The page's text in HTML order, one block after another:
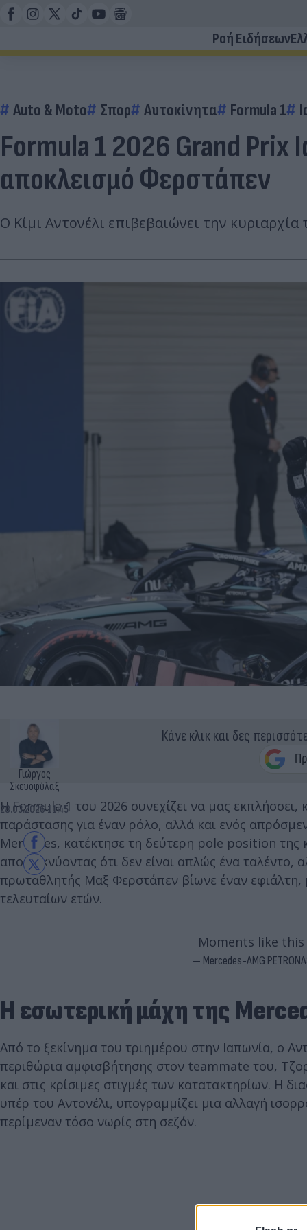
Ροή Ειδήσεων
Auto & Moto Σπορ Αυτοκίνητα Formula 1
Formula 1 2026 Grand Prix
αποκλεισμό Φερστάπεν
Ο Κίμι Αντονέλι επιβεβαιώνει την
Γιώργος
Σκευοφύλαξ
28.03.2026 11:45
Κάνε κλικ και δες
Η Formula 1 του 2026 συνεχίζει να μας εκπλήσσει,
παράστασης για έναν ρόλο, αλλά και ενός
Mercedes, κατέκτησε τη δεύτερη pole position της
αποδεικνύοντας ότι δεν είναι απλώς ένα
πρωταθλητής Μαξ Φερστάπεν βίωνε έναν εφιάλτη,
τελευταίων ετών.
Moments like this
— Mercedes-AMG
Η εσωτερική μάχη της
Από το ξεκίνημα του τριημέρου στην Ιαπωνία, ο
περιθώρια αμφισβήτησης στον teammate του,
και στις κρίσιμες στιγμές των κατατακτηρίων. Η
υπέρ του Αντονέλι, υπογραμμίζει μια αλλαγή
περίμεναν τόσο νωρίς στη σεζόν.